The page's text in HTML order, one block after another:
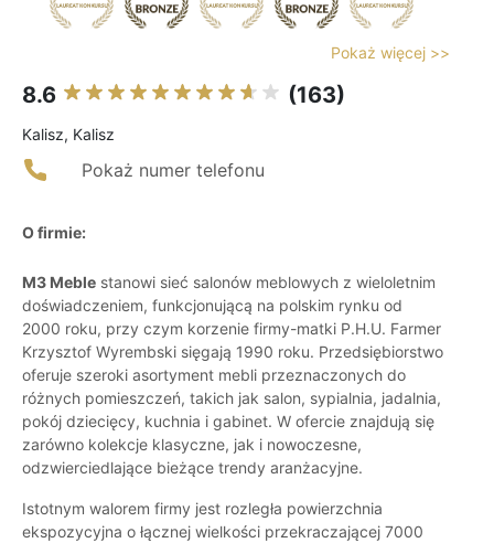
Pokaż więcej >>
8.6 (163)
Kalisz, Kalisz
Pokaż numer telefonu
O firmie:
M3 Meble stanowi sieć salonów meblowych z wieloletnim
doświadczeniem, funkcjonującą na polskim rynku od
2000 roku, przy czym korzenie firmy-matki P.H.U. Farmer
Krzysztof Wyrembski sięgają 1990 roku. Przedsiębiorstwo
oferuje szeroki asortyment mebli przeznaczonych do
różnych pomieszczeń, takich jak salon, sypialnia, jadalnia,
pokój dziecięcy, kuchnia i gabinet. W ofercie znajdują się
zarówno kolekcje klasyczne, jak i nowoczesne,
odzwierciedlające bieżące trendy aranżacyjne.
Istotnym walorem firmy jest rozległa powierzchnia
ekspozycyjna o łącznej wielkości przekraczającej 7000